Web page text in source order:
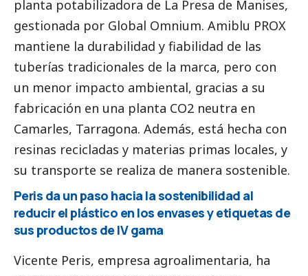
planta potabilizadora de La Presa de Manises,
gestionada por Global Omnium. Amiblu PROX
mantiene la durabilidad y fiabilidad de las
tuberías tradicionales de la marca, pero con
un menor impacto ambiental, gracias a su
fabricación en una planta CO2 neutra en
Camarles, Tarragona. Además, está hecha con
resinas recicladas y materias primas locales, y
su transporte se realiza de manera sostenible.
Peris da un paso hacia la sostenibilidad al
reducir el plástico en los envases y etiquetas de
sus productos de IV gama
Vicente Peris, empresa agroalimentaria, ha